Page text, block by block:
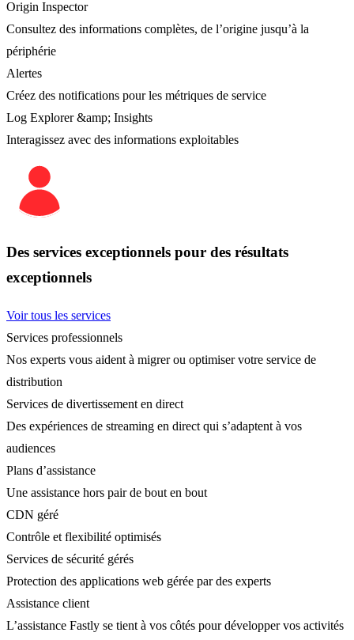
Origin Inspector
Consultez des informations complètes, de l’origine jusqu’à la
périphérie
Alertes
Créez des notifications pour les métriques de service
Log Explorer &amp; Insights
Interagissez avec des informations exploitables
Des services exceptionnels pour des résultats
exceptionnels
Voir tous les services
Services professionnels
Nos experts vous aident à migrer ou optimiser votre service de
distribution
Services de divertissement en direct
Des expériences de streaming en direct qui s’adaptent à vos
audiences
Plans d’assistance
Une assistance hors pair de bout en bout
CDN géré
Contrôle et flexibilité optimisés
Services de sécurité gérés
Protection des applications web gérée par des experts
Assistance client
L’assistance Fastly se tient à vos côtés pour développer vos activités